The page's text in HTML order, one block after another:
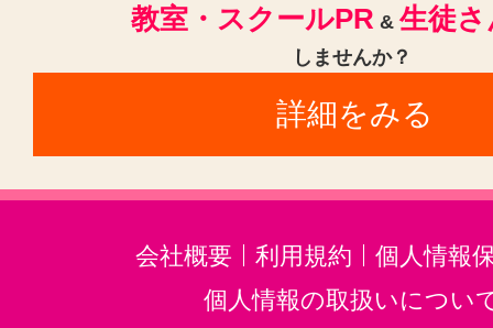
教室・スクールPR & 生徒
しませんか？
詳細をみる
会社概要 利用規約
個人情報
個人情報の取扱いについ